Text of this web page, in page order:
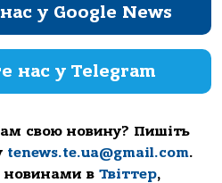
у Google News
нас у Telegram
свою новину? Пишіть
tenews.te.ua@gmail.com.
новинами в Твіттер,